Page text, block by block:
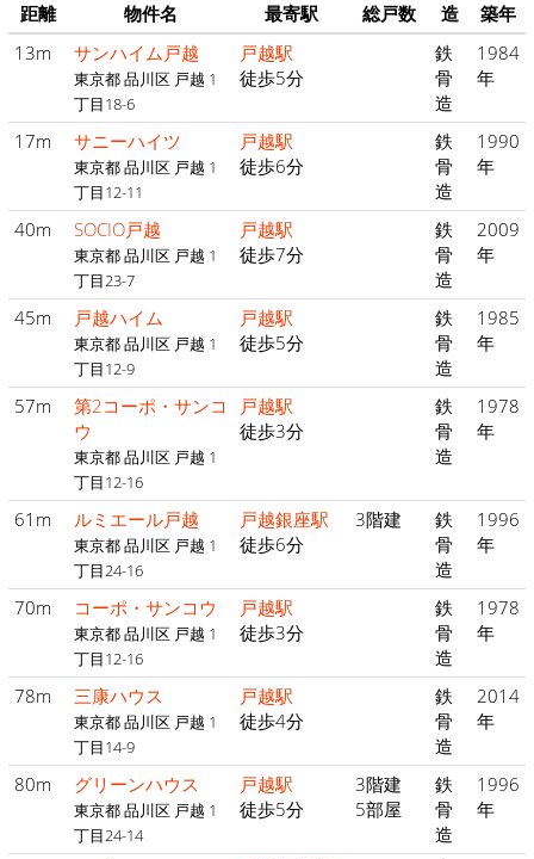
距離 物件名 最寄駅 総戸数
造
築年
13m
サンハイム戸越
東京都 品川区 戸越 1
丁目18-6
戸越駅
徒歩5分
鉄
骨
造
1984
年
17m サニーハイツ
東京都 品川区 戸越 1
丁目12-11
戸越駅
徒歩6分
鉄
骨
造
1990
年
40m SOCIO戸越
東京都 品川区 戸越 1
丁目23-7
戸越駅
徒歩7分
鉄
骨
造
2009
年
45m 戸越ハイム
東京都 品川区 戸越 1
丁目12-9
戸越駅
徒歩5分
鉄
骨
造
1985
年
57m
第2コーポ・サンコ
ウ
東京都 品川区 戸越 1
丁目12-16
戸越駅
徒歩3分
鉄
骨
造
1978
年
61m ルミエール戸越
東京都 品川区 戸越 1
丁目24-16
戸越銀座駅
徒歩6分
3階建
鉄
骨
造
1996
年
70m コーポ・サンコウ
東京都 品川区 戸越 1
丁目12-16
戸越駅
徒歩3分
鉄
骨
造
1978
年
78m 三康ハウス
東京都 品川区 戸越 1
丁目14-9
戸越駅
徒歩4分
鉄
骨
造
2014
年
80m グリーンハウス
東京都 品川区 戸越 1
丁目24-14
戸越駅
徒歩5分
3階建
5部屋
鉄
骨
造
1996
年